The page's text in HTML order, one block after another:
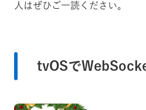
人はぜひご一読ください。
tvOSで